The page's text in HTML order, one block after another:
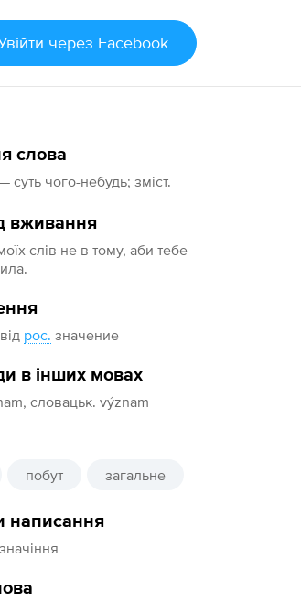
через Facebook
слова
суть чого-небудь; зміст.
вживання
слів не в тому, аби тебе
рос. значение
в інших мовах
словацьк. význam
побут загальне
написання